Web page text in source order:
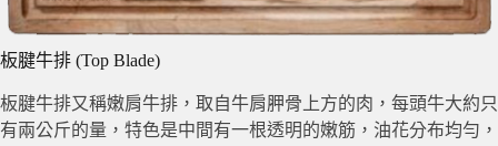
板腱牛排 (Top Blade)
板腱牛排又稱嫩肩牛排，取自牛肩胛骨上方的肉，每頭牛大約只
有兩公斤的量，特色是中間有一根透明的嫩筋，油花分布均勻，